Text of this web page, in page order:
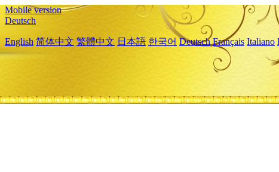
Mobile version
Deutsch
English 简体中文 繁體中文 日本語 한국어 Deutsch Français Italiano